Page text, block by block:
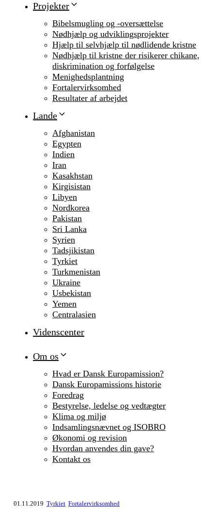
Projekter
Bibelsmugling og -oversættelse
Nødhjælp og udviklingsprojekter
Hjælp til selvhjælp til nødlidende kristne
Nødhjælp til kristne der risikerer chikane,
diskrimination og forfølgelse
Menighedsplantning
Fortalervirksomhed
Resultater af arbejdet
Lande
Afghanistan
Egypten
Indien
Iran
Kasakhstan
Kirgisistan
Libyen
Nordkorea
Pakistan
Sri Lanka
Syrien
Tadsjikistan
Tyrkiet
Turkmenistan
Ukraine
Usbekistan
Yemen
Centralasien
Videnscenter
Om os
Hvad er Dansk Europamission?
Dansk Europamissions historie
Foredrag
Bestyrelse, ledelse og vedtægter
Klima og miljø
Indsamlingsnævnet og ISOBRO
Økonomi og revision
Hvordan anvendes din gave?
Kontakt os
01.11.2019 Tyrkiet Fortalervirksomhed